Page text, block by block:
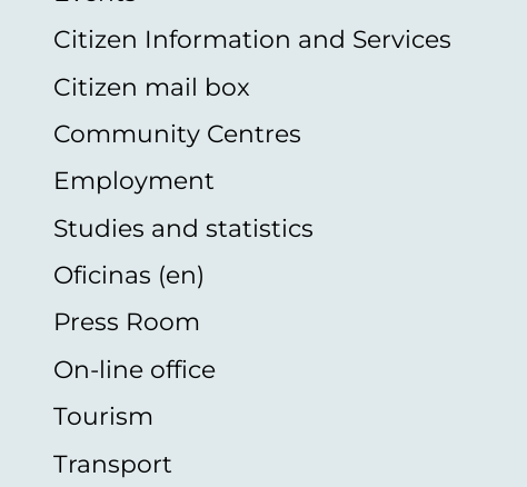
Citizen Information and Services
Citizen mail box
Community Centres
Employment
Studies and statistics
Oficinas (en)
Press Room
On-line office
Tourism
Transport